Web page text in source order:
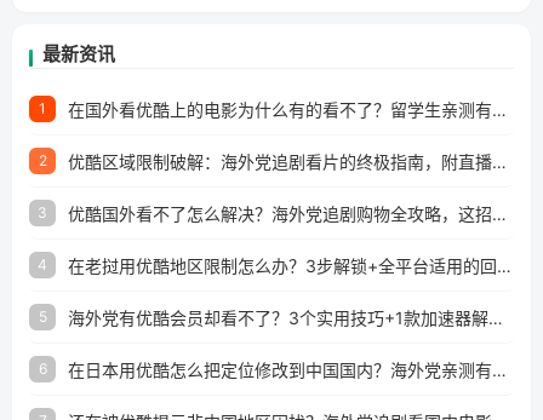
最新资讯
1 在国外看优酷上的电影为什么有的看不了？留学生亲测有效的回国加速方案
2 优酷区域限制破解：海外党追剧看片的终极指南，附直播欧冠+1905电影网解决方案
3 优酷国外看不了怎么解决？海外党追剧购物全攻略，这招亲测有效！
4 在老挝用优酷地区限制怎么办？3步解锁+全平台适用的回国加速器指南
5 海外党有优酷会员却看不了？3个实用技巧+1款加速器解决追剧&金融APP难题
6 在日本用优酷怎么把定位修改到中国国内？海外党亲测有效的回国加速指南